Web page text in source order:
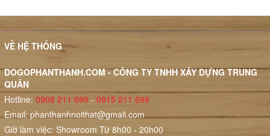
VỀ HỆ THỐNG
DOGOPHANTHANH.COM - CÔNG TY TNHH XÂY DỰNG TRUNG
QUÂN
Hotline: 0908 211 699 - 0915 211 699
Email:phanthanhnoithat@gmail.com
Giờ làm việc: Showroom Từ 8h00 - 20h00